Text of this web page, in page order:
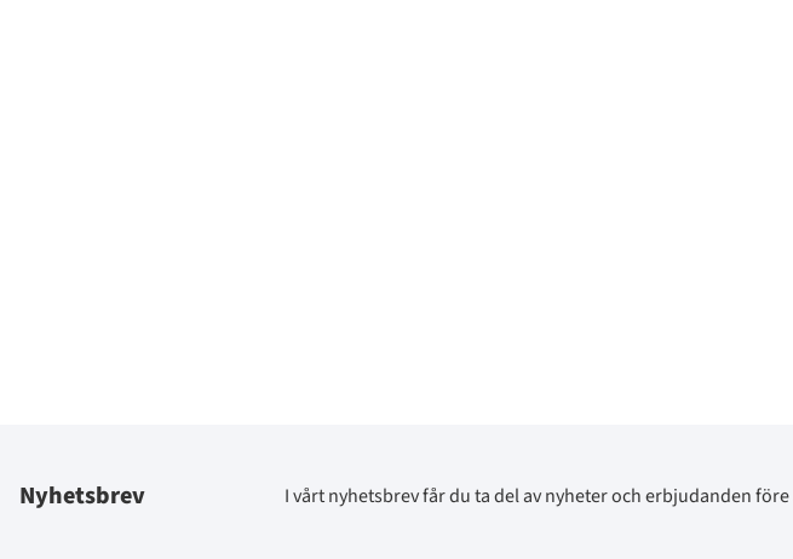
Nyhetsbrev I vårt nyhetsbrev får du ta del av nyheter och erbjudanden